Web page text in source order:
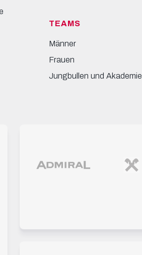
TEAMS
Männer
Frauen
Jungbullen und Akademie